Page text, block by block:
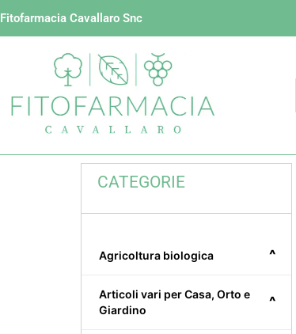
Vai
Fitofarmacia Cavallaro Snc
CATEGORIE
^
Agricoltura biologica
^
Articoli vari per Casa, Orto e
Giardino